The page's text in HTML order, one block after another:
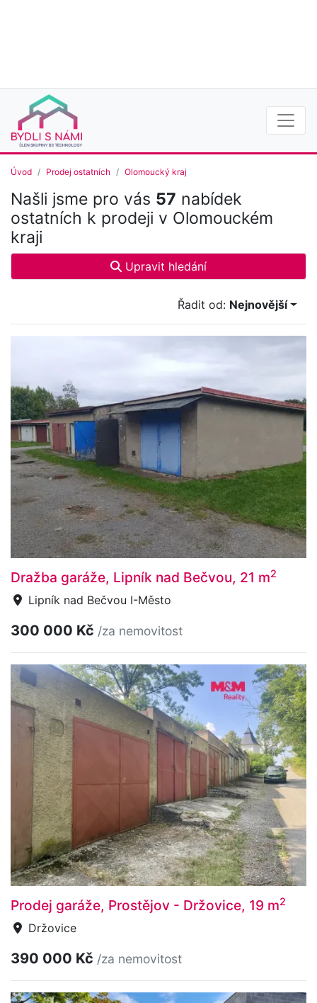
Úvod Prodej ostatních Olomoucký kraj
Našli jsme pro vás 57 nabídek
ostatních k prodeji v Olomouckém
kraji
Upravit hledání
Řadit od: Nejnovější
Dražba garáže, Lipník nad Bečvou, 21 m2
Lipník nad Bečvou I-Město
300 000 Kč /za nemovitost
Prodej garáže, Prostějov - Držovice, 19 m2
Držovice
390 000 Kč /za nemovitost